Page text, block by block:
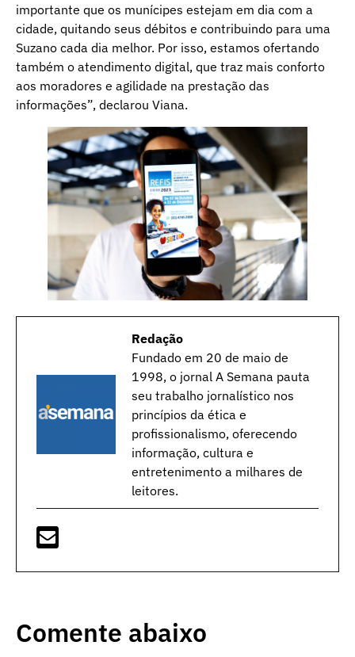
importante que os munícipes estejam em dia com a
cidade, quitando seus débitos e contribuindo para uma
Suzano cada dia melhor. Por isso, estamos ofertando
também o atendimento digital, que traz mais conforto
aos moradores e agilidade na prestação das
informações”, declarou Viana.
Redação
Fundado em 20 de maio de
1998, o jornal A Semana pauta
seu trabalho jornalístico nos
princípios da ética e
profissionalismo, oferecendo
informação, cultura e
entretenimento a milhares de
leitores.
Comente abaixo